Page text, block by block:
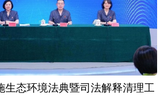
我国高端钢材迎来密集突破
多款新药选择网络平台首发
持扩张 行业运行韧性较强
生态环境法典暨司法解释清理工